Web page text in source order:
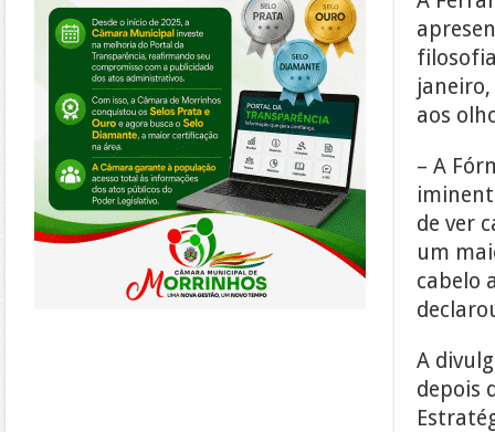
aos
– A
de ver
um
cabelo
A
depois